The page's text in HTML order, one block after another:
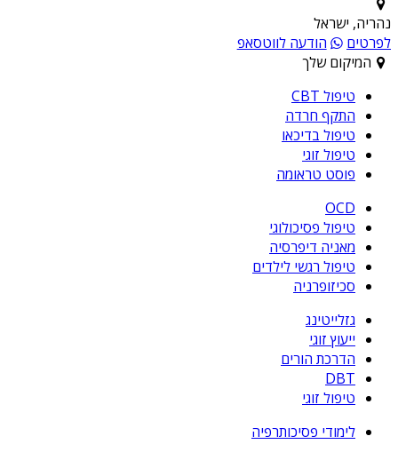
נהריה, ישראל
לפרטים
הודעה לווטסאפ
המיקום שלך
טיפול CBT
התקף חרדה
טיפול בדיכאו
טיפול זוגי
פוסט טראומה
OCD
טיפול פסיכולוגי
מאניה דיפרסיה
טיפול רגשי לילדים
סכיזופרניה
גזלייטינג
ייעוץ זוגי
הדרכת הורים
DBT
טיפול זוגי
לימודי פסיכותרפיה